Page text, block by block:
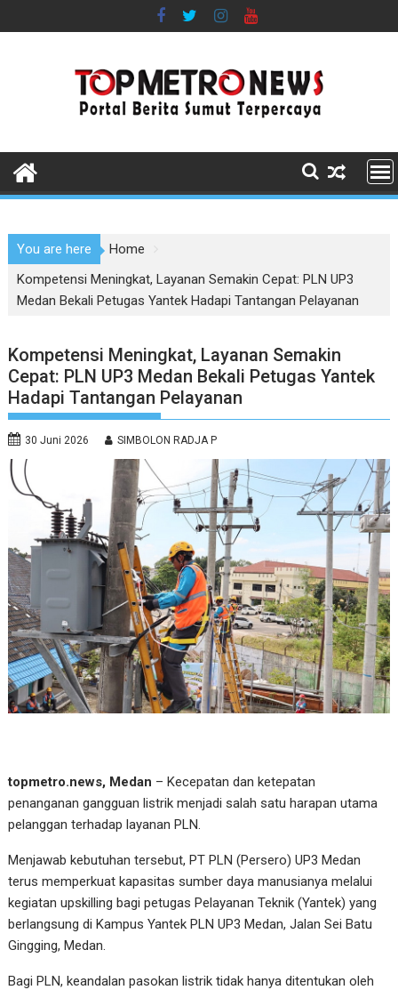
to
You are here
Home
Kompetensi Meningkat, Layanan Semakin Cepat: PLN UP3
Medan Bekali Petugas Yantek Hadapi Tantangan Pelayanan
Kompetensi Meningkat, Layanan Semakin
Cepat: PLN UP3 Medan Bekali Petugas Yantek
Hadapi Tantangan Pelayanan
30 Juni 2026 SIMBOLON RADJA P
topmetro.news, Medan – Kecepatan dan ketepatan
penanganan gangguan listrik menjadi salah satu harapan utama
pelanggan terhadap layanan PLN.
Menjawab kebutuhan tersebut, PT PLN (Persero) UP3 Medan
terus memperkuat kapasitas sumber daya manusianya melalui
kegiatan upskilling bagi petugas Pelayanan Teknik (Yantek) yang
berlangsung di Kampus Yantek PLN UP3 Medan, Jalan Sei Batu
Gingging, Medan.
Bagi PLN, keandalan pasokan listrik tidak hanya ditentukan oleh